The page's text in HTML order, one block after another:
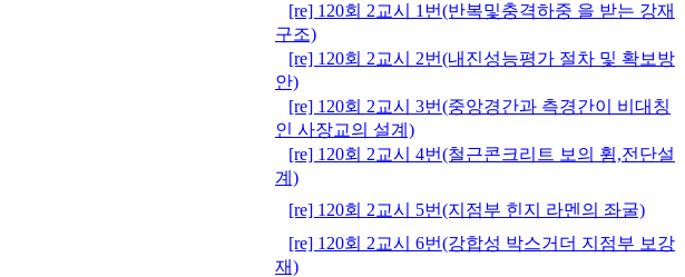
[re] 120회 2교시 1번(반복및충격하중 을 받는 강재
구조)
[re] 120회 2교시 2번(내진성능평가 절차 및 확보방
안)
[re] 120회 2교시 3번(중앙경간과 측경간이 비대칭
인 사장교의 설계)
[re] 120회 2교시 4번(철근콘크리트 보의 휨,전단설
계)
[re] 120회 2교시 5번(지점부 힌지 라멘의 좌굴)
[re] 120회 2교시 6번(강합성 박스거더 지점부 보강
재)